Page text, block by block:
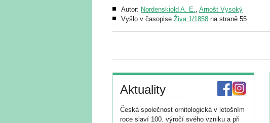
Autor: Nordenskiold A. E., Arnošt Vysoký
Vyšlo v časopise Živa 1/1858 na straně 55
Aktuality
Česká společnost ornitologická v letošním
roce slaví 100. výročí svého vzniku a při